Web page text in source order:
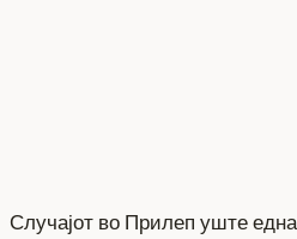
Случајот во Прилеп уште